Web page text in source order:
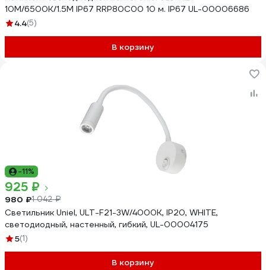
10M/6500K/1.5M IP67 RRP80C00 10 м. IP67 UL-00006686
4.4(5)
В корзину
-11%
925 ₽
980 ₽1 042 ₽
Светильник Uniel, ULT-F21-3W/4000K, IP20, WHITE,
светодиодный, настенный, гибкий, UL-00004175
5(1)
В корзину